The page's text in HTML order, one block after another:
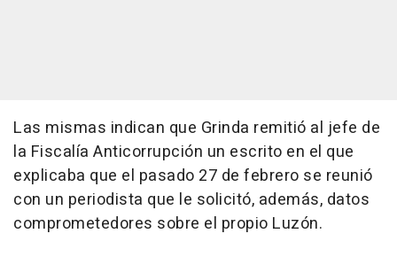
Las mismas indican que Grinda remitió al jefe de
la Fiscalía Anticorrupción un escrito en el que
explicaba que el pasado 27 de febrero se reunió
con un periodista que le solicitó, además, datos
comprometedores sobre el propio Luzón.